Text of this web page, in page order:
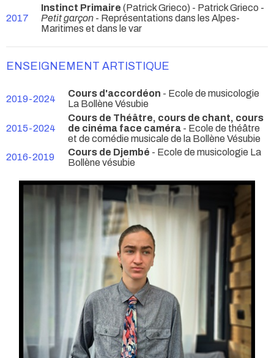
2017
Instinct Primaire (Patrick Grieco) - Patrick Grieco -
Petit garçon - Représentations dans les Alpes-
Maritimes et dans le var
ENSEIGNEMENT ARTISTIQUE
2019-2024 Cours d'accordéon - Ecole de musicologie
La Bollène Vésubie
2015-2024
Cours de Théâtre, cours de chant, cours
de cinéma face caméra - Ecole de théâtre
et de comédie musicale de la Bollène Vésubie
2016-2019
Cours de Djembé - Ecole de musicologie La
Bollène vésubie